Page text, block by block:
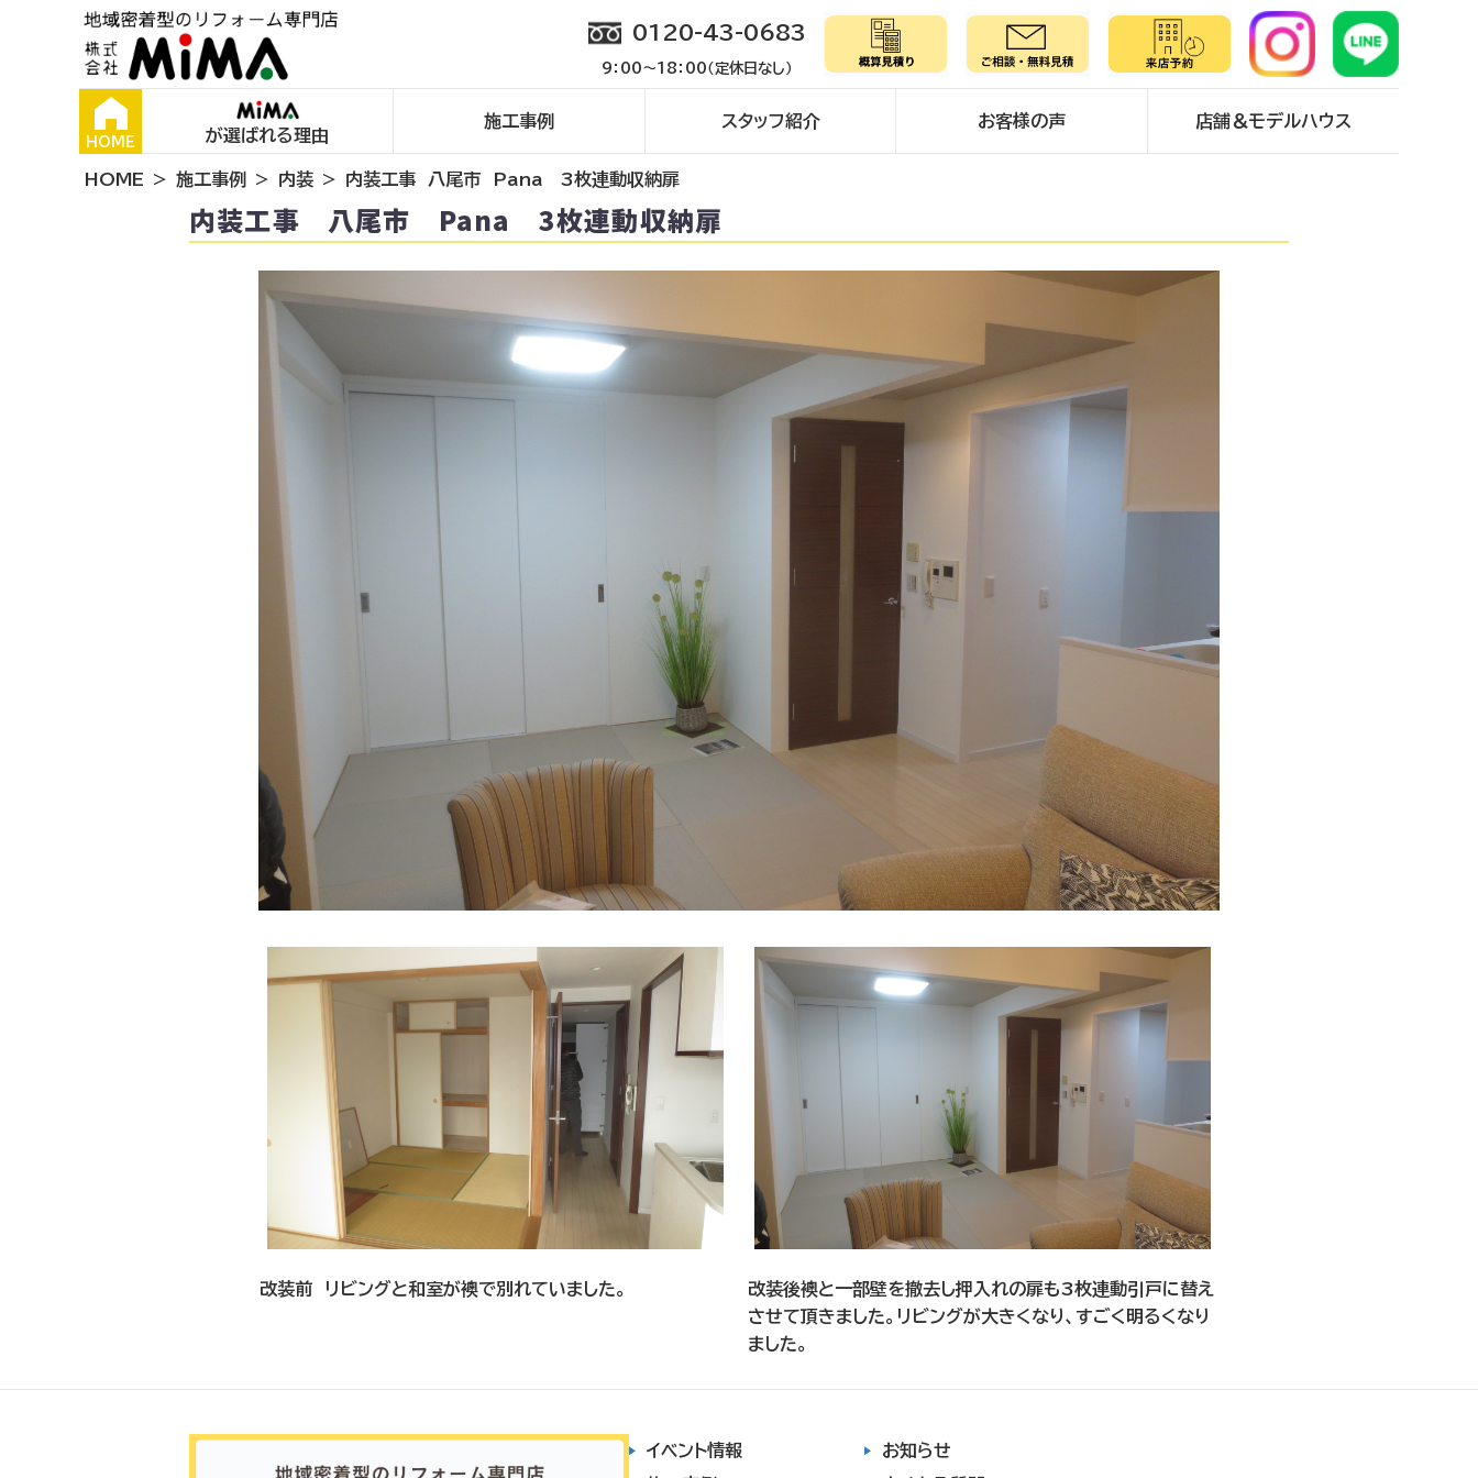
0120-43-0683
9：00～18：00（定休日なし）
HOME が選ばれる理由
施工事例 スタッフ紹介 お客様の声 店舗＆モデルハウス
HOME 施工事例 内装 内装工事 八尾市 Pana 3枚連動収納扉
内装工事 八尾市 Pana 3枚連動収納扉
改装前 リビングと和室が襖で別れていました。
改装後襖と一部壁を撤去し押入れの扉も3枚連動引戸に替え
させて頂きました。リビングが大きくなり、すごく明るくなり
ました。
イベント情報
お知らせ